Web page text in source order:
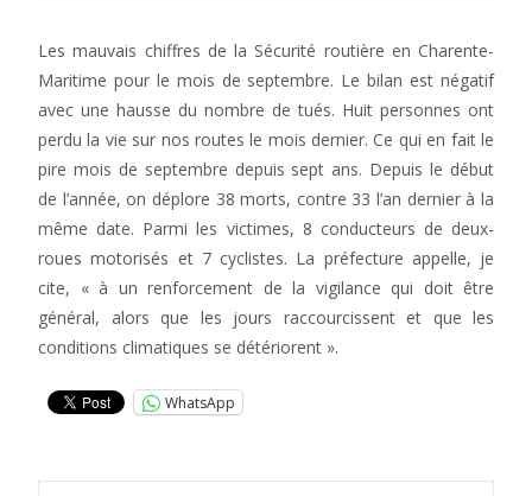
Les mauvais chiffres de la Sécurité routière en Charente-
Maritime pour le mois de septembre. Le bilan est négatif
avec une hausse du nombre de tués. Huit personnes ont
perdu la vie sur nos routes le mois dernier. Ce qui en fait le
pire mois de septembre depuis sept ans. Depuis le début
de l’année, on déplore 38 morts, contre 33 l’an dernier à la
même date. Parmi les victimes, 8 conducteurs de deux-
roues motorisés et 7 cyclistes. La préfecture appelle, je
cite, « à un renforcement de la vigilance qui doit être
général, alors que les jours raccourcissent et que les
conditions climatiques se détériorent ».
WhatsApp